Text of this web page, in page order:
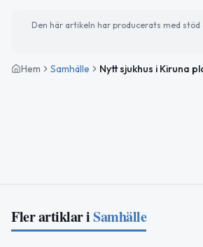
Den här artikeln har producerats med
Hem Samhälle
Fler artiklar iSamhälle